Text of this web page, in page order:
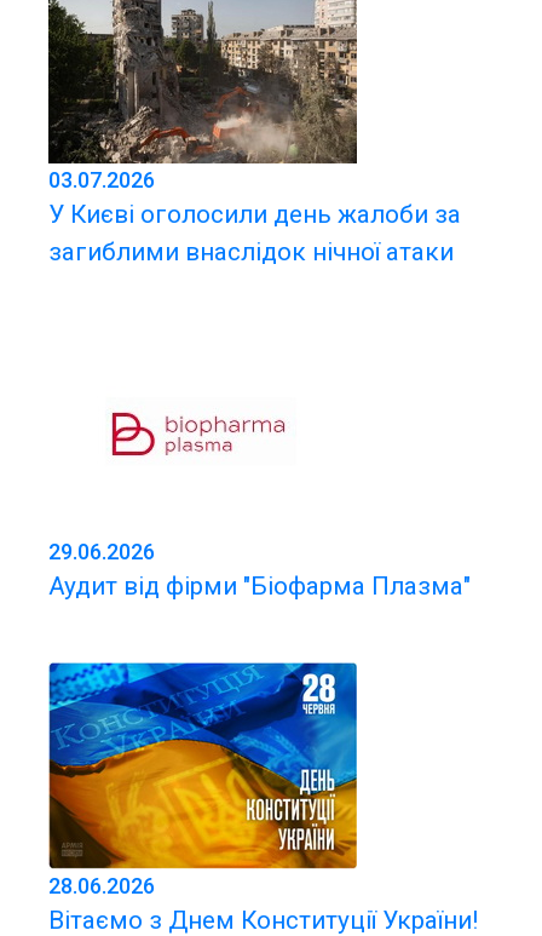
03.07.2026
У Києві оголосили день жалоби за
загиблими внаслідок нічної атаки
29.06.2026
Аудит від фірми "Біофарма Плазма"
28.06.2026
Вітаємо з Днем Конституції України!